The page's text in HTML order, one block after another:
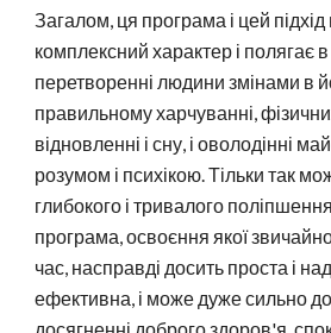
Загалом, ця програма і цей підхід
комплексний характер і полягає
перетворенні людини змінами в
правильному харчуванні,
відновленні і сну, і оволодінні
розумом і психікою. Тільки так
глибокого і тривалого
програма, освоєння якої
час, насправді досить проста і
ефективна, і може дуже сильно